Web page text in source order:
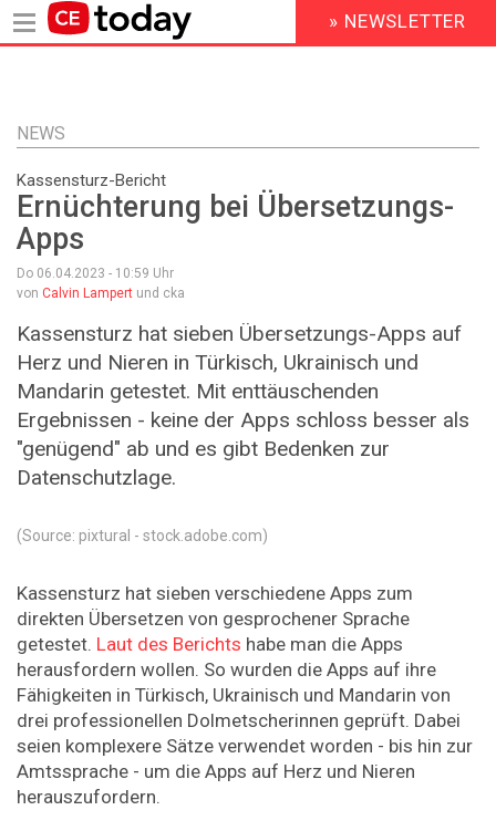
Inhalt
HEADER
MENU
» NEWSLETTER
NEWS
Kassensturz-Bericht
Ernüchterung bei Übersetzungs-
Apps
Do 06.04.2023 - 10:59 Uhr
von Calvin Lampert und cka
Kassensturz hat sieben Übersetzungs-Apps auf
Herz und Nieren in Türkisch, Ukrainisch und
Mandarin getestet. Mit enttäuschenden
Ergebnissen - keine der Apps schloss besser als
"genügend" ab und es gibt Bedenken zur
Datenschutzlage.
(Source: pixtural - stock.adobe.com)
Kassensturz hat sieben verschiedene Apps zum
direkten Übersetzen von gesprochener Sprache
getestet. Laut des Berichts habe man die Apps
herausfordern wollen. So wurden die Apps auf ihre
Fähigkeiten in Türkisch, Ukrainisch und Mandarin von
drei professionellen Dolmetscherinnen geprüft. Dabei
seien komplexere Sätze verwendet worden - bis hin zur
Amtssprache - um die Apps auf Herz und Nieren
herauszufordern.